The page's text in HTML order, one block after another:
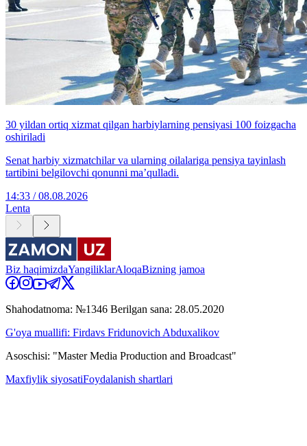
30 yildan ortiq xizmat qilgan harbiylarning pensiyasi 100 foizgacha
oshiriladi
Senat harbiy xizmatchilar va ularning oilalariga pensiya tayinlash
tartibini belgilovchi qonunni ma’qulladi.
14:33 / 08.08.2026
Lenta
Biz haqimizdaYangiliklarAloqaBizning jamoa
Shahodatnoma: №1346 Berilgan sana: 28.05.2020
G'oya muallifi: Firdavs Fridunovich Abduxalikov
Asoschisi: "Master Media Production and Broadcast"
Maxfiylik siyosatiFoydalanish shartlari